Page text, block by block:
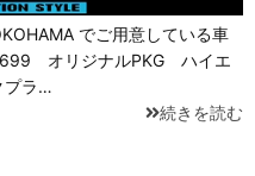
でご用意している車
オリジナルPKG ハイエ
ラ…
続きを読む